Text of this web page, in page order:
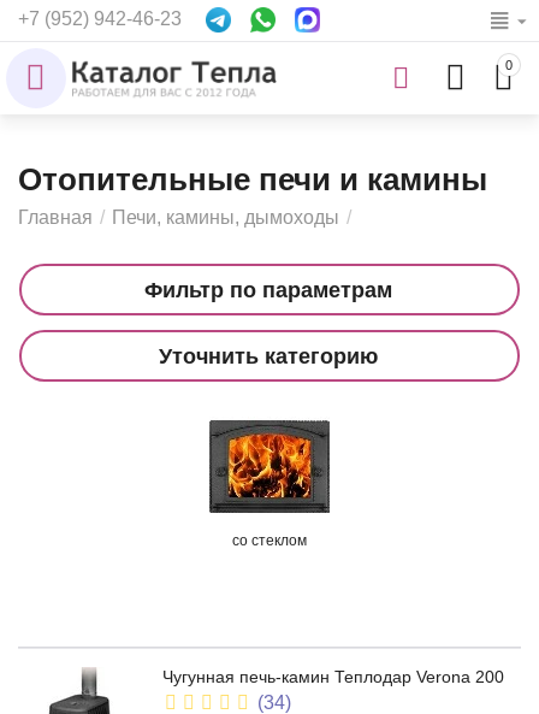
+7 (952) 942-46-23
0
Отопительные печи и камины
Главная / Печи, камины, дымоходы /
Фильтр по параметрам
Уточнить категорию
со стеклом
Чугунная печь-камин Теплодар Verona 200
(34)